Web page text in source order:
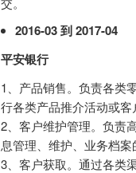
2016-03 到 2017-04
平安银行
1、产品销售。负责各类
行各类产品推介活动或客
2、客户维护管理。负责
息管理、维护、业务档案
3、客户获取。通过各类